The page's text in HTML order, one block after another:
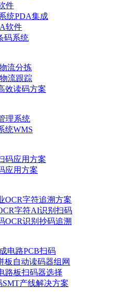
件
统PDA集成
软件
码系统
流分拣
流跟踪
效读码方案
理系统
统WMS
码应用方案
应用方案
OCR字符追溯方案
字符AI识别扫码
OCR识别抄码追溯
电路PCB扫码
板自动读码器组网
路板扫码器选择
SMT产线解决方案